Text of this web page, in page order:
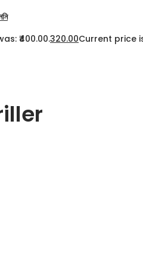
₹400.00.320.00Current price